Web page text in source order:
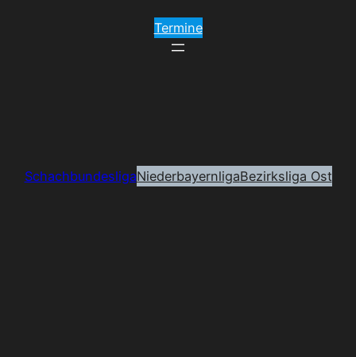
Termine
SchachbundesligaNiederbayernligaBezirksliga Ost